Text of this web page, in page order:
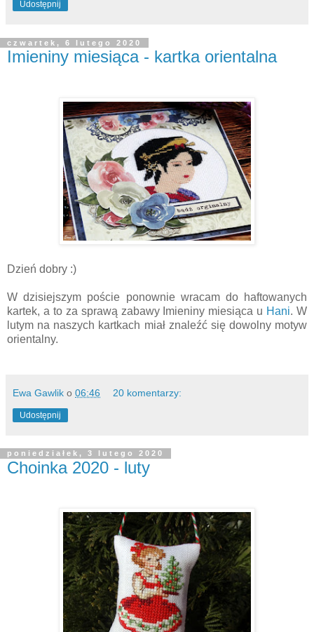
Udostępnij
czwartek, 6 lutego 2020
Imieniny miesiąca - kartka orientalna
Dzień dobry :)
W dzisiejszym poście ponownie wracam do haftowanych
kartek, a to za sprawą zabawy Imieniny miesiąca u Hani. W
lutym na naszych kartkach miał znaleźć się dowolny motyw
orientalny.
Ewa Gawlik o 06:46 20 komentarzy:
Udostępnij
poniedziałek, 3 lutego 2020
Choinka 2020 - luty